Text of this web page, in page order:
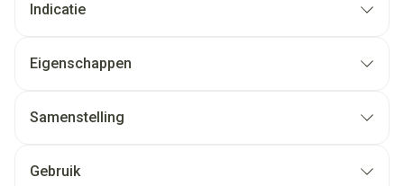
Indicatie
Eigenschappen
Samenstelling
Gebruik